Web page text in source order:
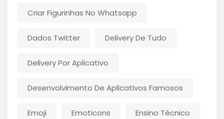
Criar Figurinhas No Whatsapp
Dados Twitter Delivery De Tudo
Delivery Por Aplicativo
Desenvolvimento De Aplicativos Famosos
Emoji Emoticons Ensino Técnico